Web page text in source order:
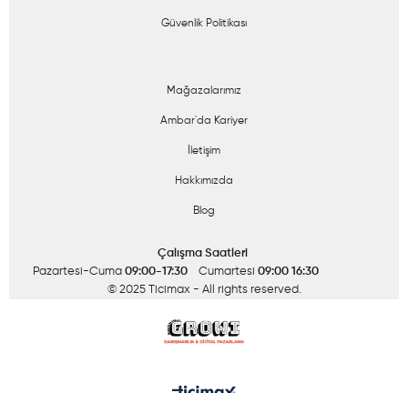
Güvenlik Politikası
Mağazalarımız
Ambar'da Kariyer
İletişim
Hakkımızda
Blog
Çalışma Saatleri
Pazartesi-Cuma 09:00-17:30 Cumartesi 09:00 16:30
© 2025 Ticimax - All rights reserved.